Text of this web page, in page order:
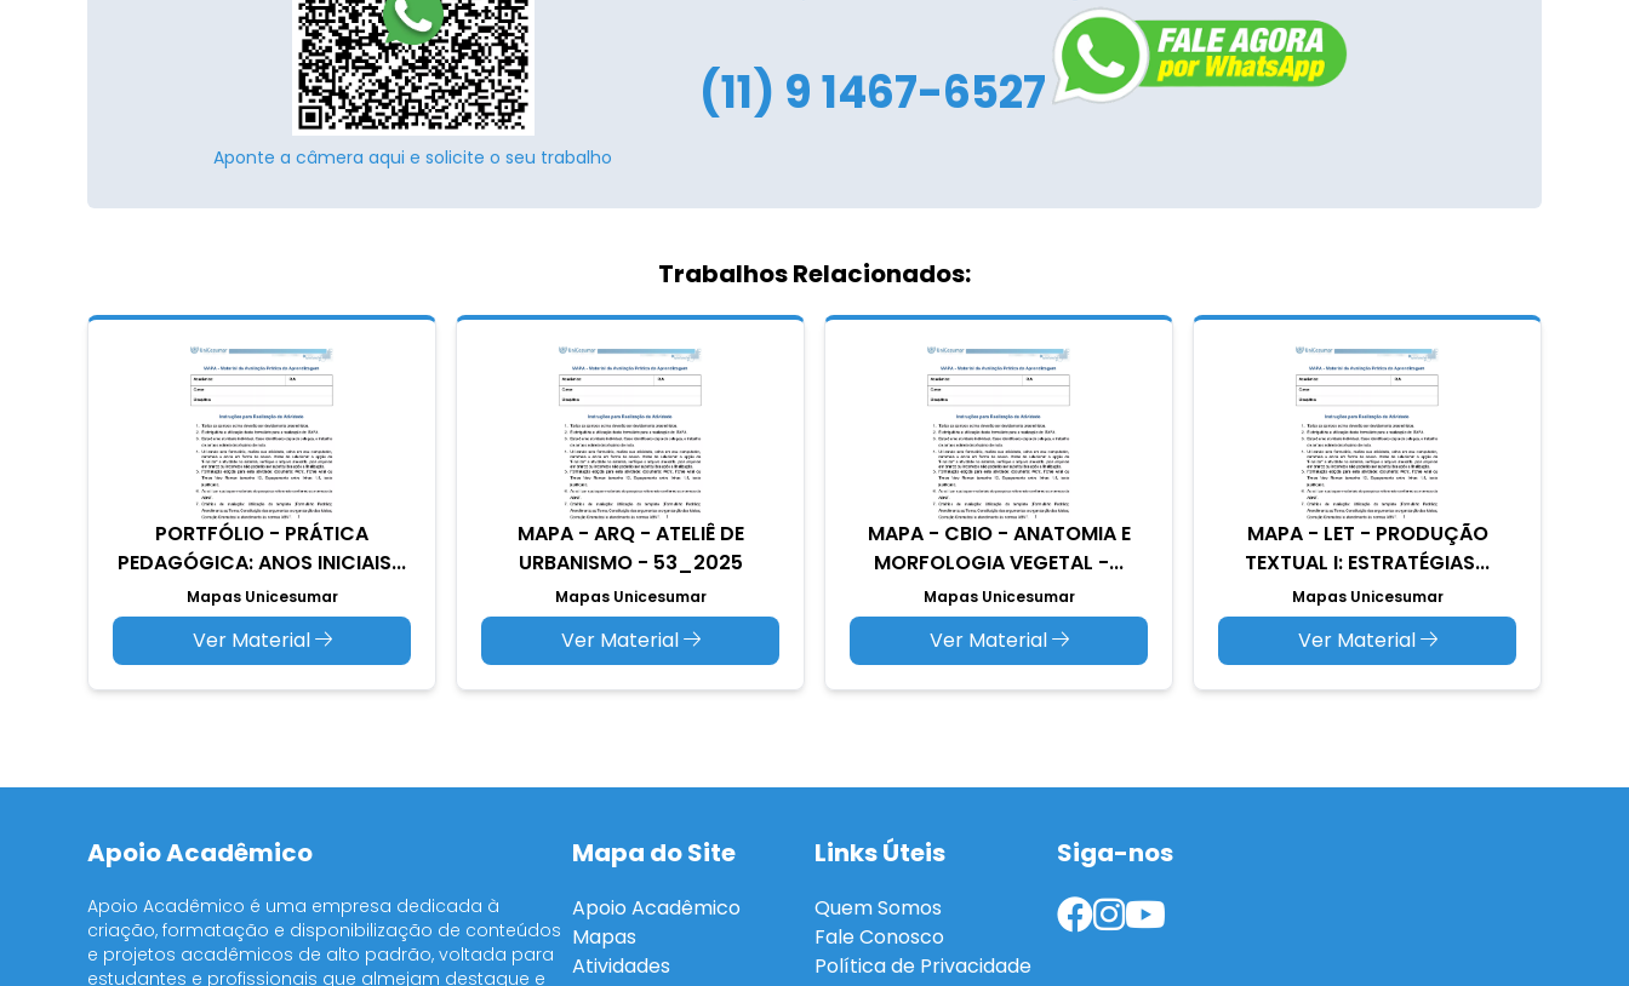
Aponte a câmera aqui e solicite o seu trabalho
(11) 9 1467-6527
Trabalhos Relacionados:
PORTFÓLIO - PRÁTICA
PEDAGÓGICA: ANOS INICIAIS...
Mapas Unicesumar
Ver Material
MAPA - ARQ - ATELIÊ DE
URBANISMO - 53_2025
Mapas Unicesumar
Ver Material
MAPA - CBIO - ANATOMIA E
MORFOLOGIA VEGETAL -...
Mapas Unicesumar
Ver Material
MAPA - LET - PRODUÇÃO
TEXTUAL I: ESTRATÉGIAS...
Mapas Unicesumar
Ver Material
Apoio Acadêmico
Apoio Acadêmico é uma empresa dedicada à
criação, formatação e disponibilização de conteúdos
e projetos acadêmicos de alto padrão, voltada para
estudantes e profissionais que almejam destaque e
Mapa do Site
Apoio Acadêmico
Mapas
Atividades
Links Úteis
Quem Somos
Fale Conosco
Política de Privacidade
Siga-nos